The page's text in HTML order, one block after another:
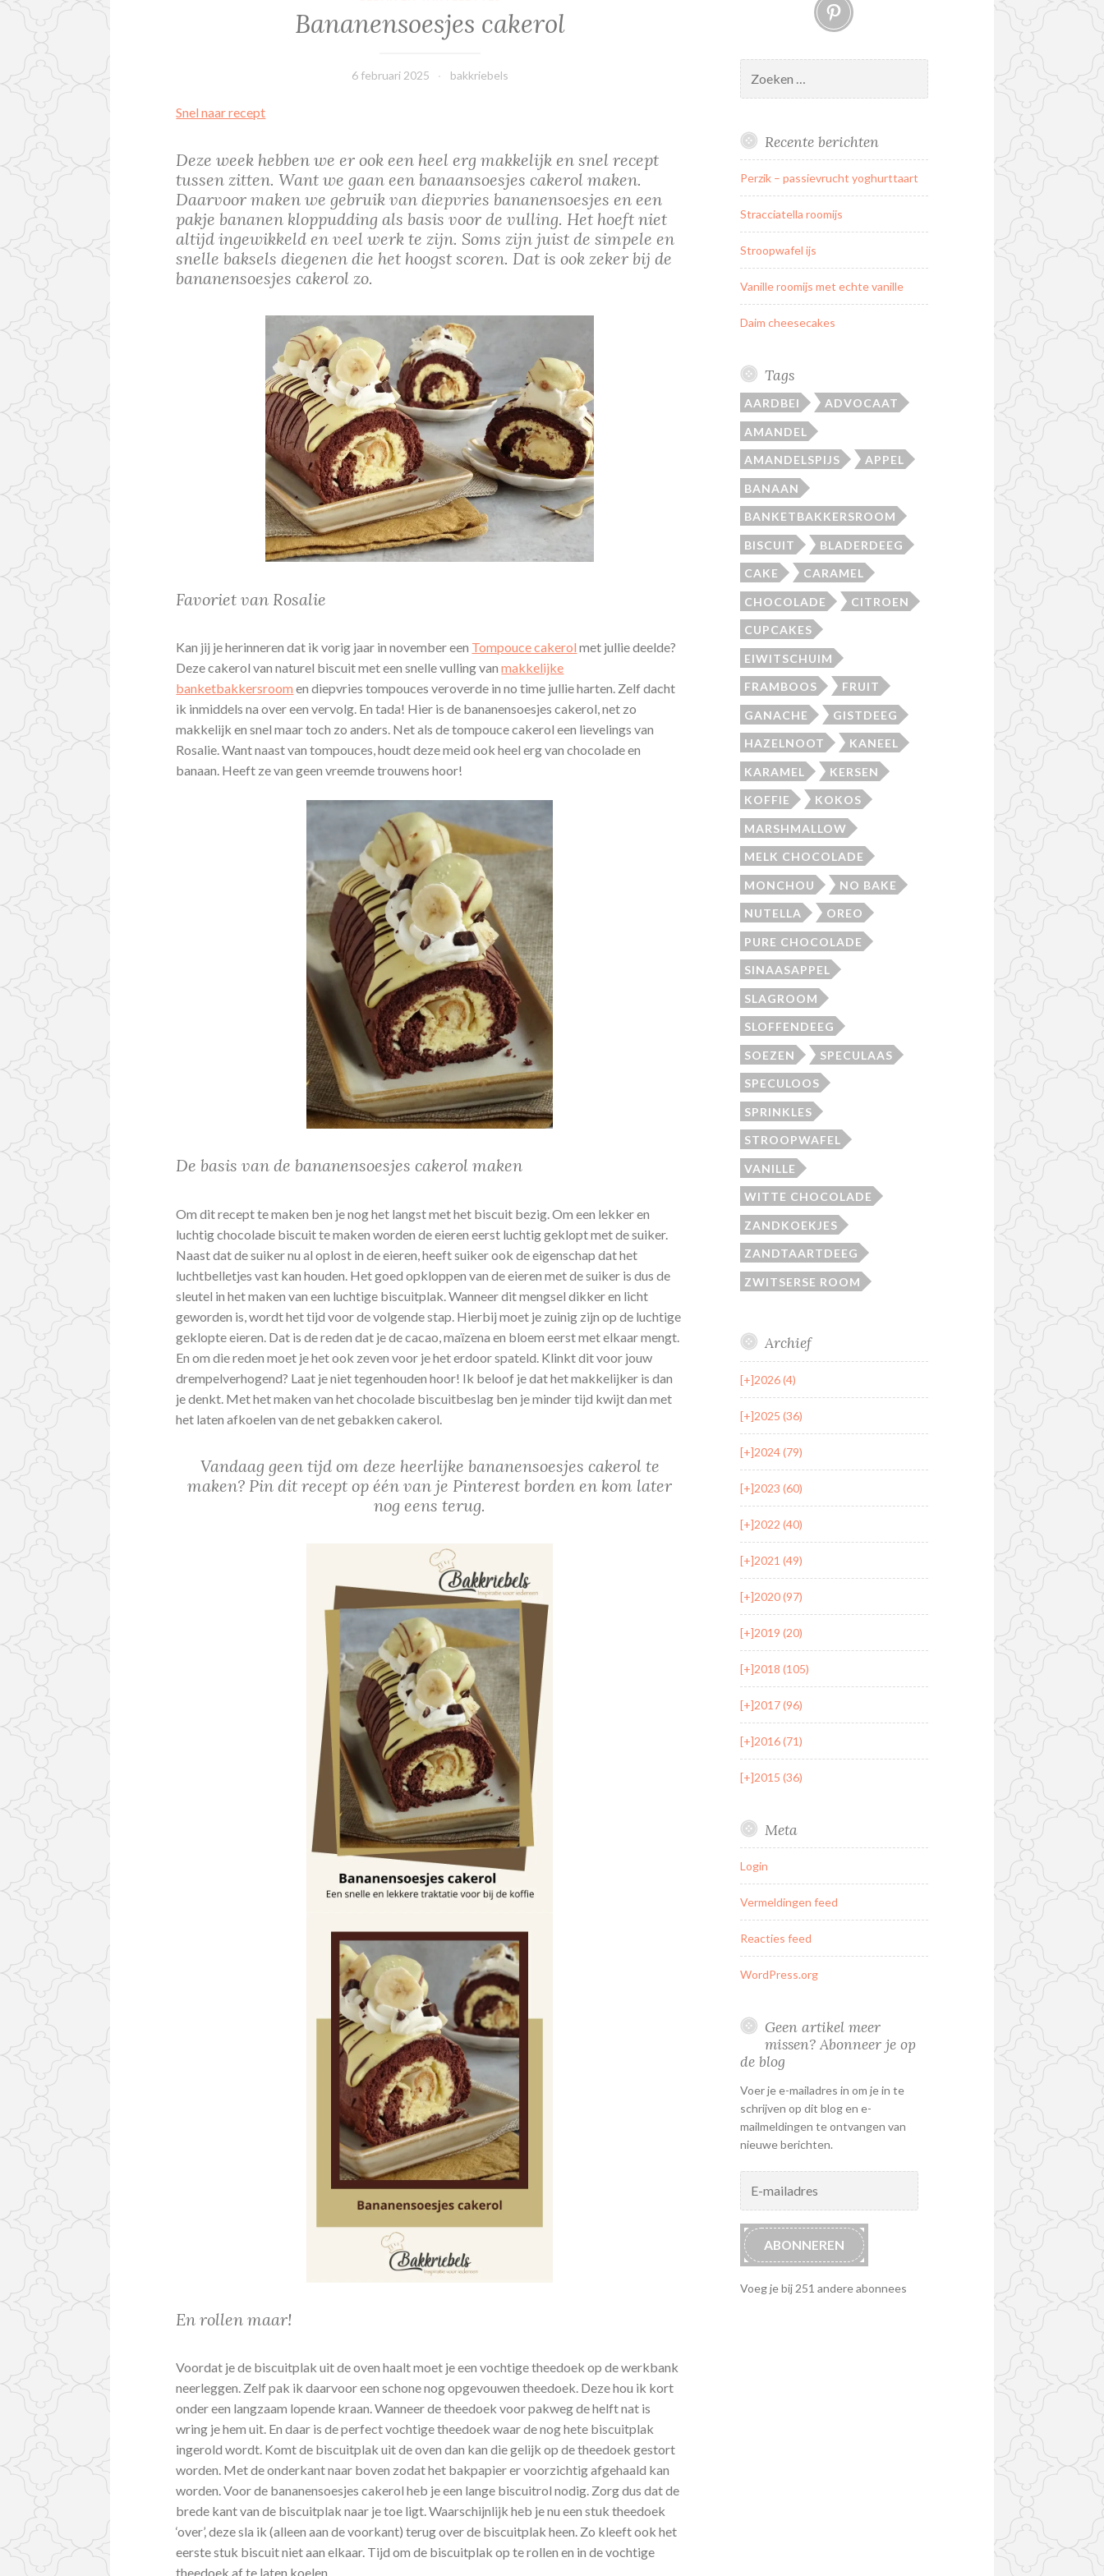
Bananensoesjes cakerol
6 februari 2025 bakkriebels
Snel naar recept
Deze week hebben we er ook een heel erg makkelijk en snel recept
tussen zitten. Want we gaan een banaansoesjes cakerol maken.
Daarvoor maken we gebruik van diepvries bananensoesjes en een
pakje bananen kloppudding als basis voor de vulling. Het hoeft niet
altijd ingewikkeld en veel werk te zijn. Soms zijn juist de simpele en
snelle baksels diegenen die het hoogst scoren. Dat is ook zeker bij de
bananensoesjes cakerol zo.
Favoriet van Rosalie
Kan jij je herinneren dat ik vorig jaar in november een Tompouce cakerol met jullie deelde?
Deze cakerol van naturel biscuit met een snelle vulling vanmakkelijke
banketbakkersroom en diepvries tompouces veroverde in no time jullie harten. Zelf dacht
ik inmiddels na over een vervolg. En tada! Hier is de bananensoesjes cakerol, net zo
makkelijk en snel maar toch zo anders. Net als de tompouce cakerol een lievelings van
Rosalie. Want naast van tompouces, houdt deze meid ook heel erg van chocolade en
banaan. Heeft ze van geen vreemde trouwens hoor!
De basis van de bananensoesjes cakerol maken
Om dit recept te maken ben je nog het langst met het biscuit bezig. Om een lekker en
luchtig chocolade biscuit te maken worden de eieren eerst luchtig geklopt met de suiker.
Naast dat de suiker nu al oplost in de eieren, heeft suiker ook de eigenschap dat het
luchtbelletjes vast kan houden. Het goed opkloppen van de eieren met de suiker is dus de
sleutel in het maken van een luchtige biscuitplak. Wanneer dit mengsel dikker en licht
geworden is, wordt het tijd voor de volgende stap. Hierbij moet je zuinig zijn op de luchtige
geklopte eieren. Dat is de reden dat je de cacao, maïzena en bloem eerst met elkaar mengt.
En om die reden moet je het ook zeven voor je het erdoor spateld. Klinkt dit voor jouw
drempelverhogend? Laat je niet tegenhouden hoor! Ik beloof je dat het makkelijker is dan
je denkt. Met het maken van het chocolade biscuitbeslag ben je minder tijd kwijt dan met
het laten afkoelen van de net gebakken cakerol.
Vandaag geen tijd om deze heerlijke bananensoesjes cakerol te
maken? Pin dit recept op één van je Pinterest borden en kom later
nog eens terug.
En rollen maar!
Voordat je de biscuitplak uit de oven haalt moet je een vochtige theedoek op de werkbank
neerleggen. Zelf pak ik daarvoor een schone nog opgevouwen theedoek. Deze hou ik kort
onder een langzaam lopende kraan. Wanneer de theedoek voor pakweg de helft nat is
wring je hem uit. En daar is de perfect vochtige theedoek waar de nog hete biscuitplak
ingerold wordt. Komt de biscuitplak uit de oven dan kan die gelijk op de theedoek gestort
worden. Met de onderkant naar boven zodat het bakpapier er voorzichtig afgehaald kan
worden. Voor de bananensoesjes cakerol heb je een lange biscuitrol nodig. Zorg dus dat de
brede kant van de biscuitplak naar je toe ligt. Waarschijnlijk heb je nu een stuk theedoek
‘over’, deze sla ik (alleen aan de voorkant) terug over de biscuitplak heen. Zo kleeft ook het
eerste stuk biscuit niet aan elkaar. Tijd om de biscuitplak op te rollen en in de vochtige
theedoek af te laten koelen.
naar:
Recente berichten
Perzik – passievrucht yoghurttaart
Stracciatella roomijs
Stroopwafel ijs
Vanille roomijs met echte vanille
Daim cheesecakes
Tags
AARDBEI ADVOCAAT
AMANDEL
AMANDELSPIJS APPEL
BANAAN
BANKETBAKKERSROOM
BISCUIT BLADERDEEG
CAKE CARAMEL
CHOCOLADE CITROEN
CUPCAKES
EIWITSCHUIM
FRAMBOOS FRUIT
GANACHE GISTDEEG
HAZELNOOT KANEEL
KARAMEL KERSEN
KOFFIE KOKOS
MARSHMALLOW
MELK CHOCOLADE
MONCHOU NO BAKE
NUTELLA OREO
PURE CHOCOLADE
SINAASAPPEL
SLAGROOM
SLOFFENDEEG
SOEZEN SPECULAAS
SPECULOOS
SPRINKLES
STROOPWAFEL
VANILLE
WITTE CHOCOLADE
ZANDKOEKJES
ZANDTAARTDEEG
ZWITSERSE ROOM
Archief
[+]2026 (4)
[+]2025 (36)
[+]2024 (79)
[+]2023 (60)
[+]2022 (40)
[+]2021 (49)
[+]2020 (97)
[+]2019 (20)
[+]2018 (105)
[+]2017 (96)
[+]2016 (71)
[+]2015 (36)
Meta
Login
Vermeldingen feed
Reacties feed
WordPress.org
Geen artikel meer
missen? Abonneer je op
de blog
Voer je e-mailadres in om je in te
schrijven op dit blog en e-
mailmeldingen te ontvangen van
nieuwe berichten.
mailadres
ABONNEREN
Voeg je bij 251 andere abonnees